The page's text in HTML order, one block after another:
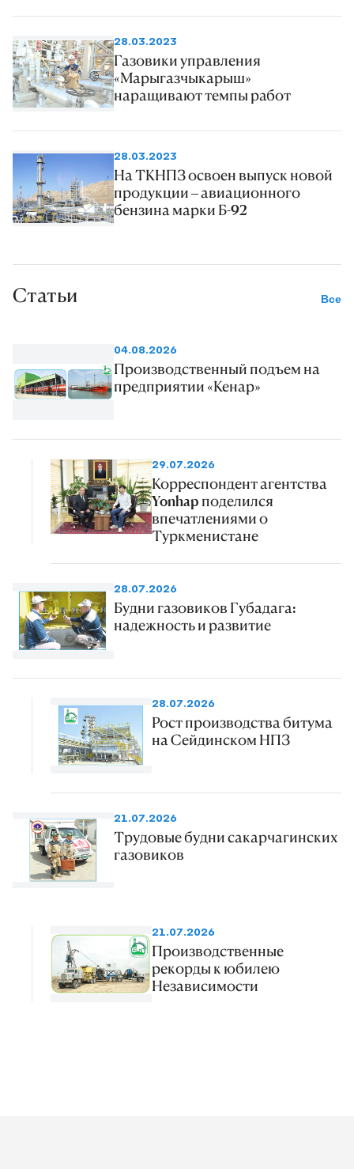
28.03.2023
Газовики управления
«Марыгазчыкарыш»
наращивают темпы работ
28.03.2023
На ТКНПЗ освоен выпуск новой
продукции – авиационного
бензина марки Б-92
Статьи Все
04.08.2026
Производственный подъем на
предприятии «Кенар»
29.07.2026
Корреспондент агентства
Yonhap поделился
впечатлениями о
Туркменистане
28.07.2026
Будни газовиков Губадага:
надежность и развитие
28.07.2026
Рост производства битума
на Сейдинском НПЗ
21.07.2026
Трудовые будни сакарчагинских
газовиков
21.07.2026
Производственные
рекорды к юбилею
Независимости